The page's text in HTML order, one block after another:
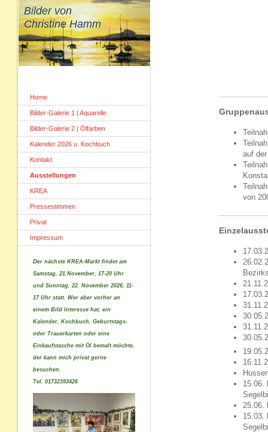
Bilder von
Christine Hamm
auf
von
15.06.
25.06.
15.03.
Home
Bilder-Galerie 1 | Aquarelle
Bilder-Galerie 2 | Ölfarben
Kalender 2026 u. Kochbuch
Kontakt
Ausstellungen
KREA
Pressestimmen
Privat
Impressum
Der nächste KREA-Markt findet am
Samstag, 21.November, 17-20 Uhr
und Sonntag, 22. November 2026, 11-
17 Uhr statt. Wer aber vorher an
einem Bild Interesse hat, ein
Kalender, Kochbuch, Geburtstags-
oder Trauerkarten oder eine
Einkaufstasche mit Öl bemalt möchte,
der kann mich privat gerne
besuchen.
Tel. 01732393426